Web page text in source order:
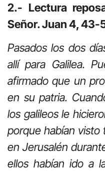
2.- Lectura
Señor. Juan 4, 43-
Pasados los dos
allí para Galilea.
afirmado que un
en su patria.
los galileos le
porque habían visto
en Jerusalén
ellos habían ido a